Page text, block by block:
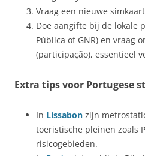
Vraag een nieuwe
Doe aangifte bij de lokale
Pública of GNR) en vraag
(participação), essentieel
Extra tips voor Portugese
In Lissabon zijn
toeristische pleinen zoals
risicogebieden.